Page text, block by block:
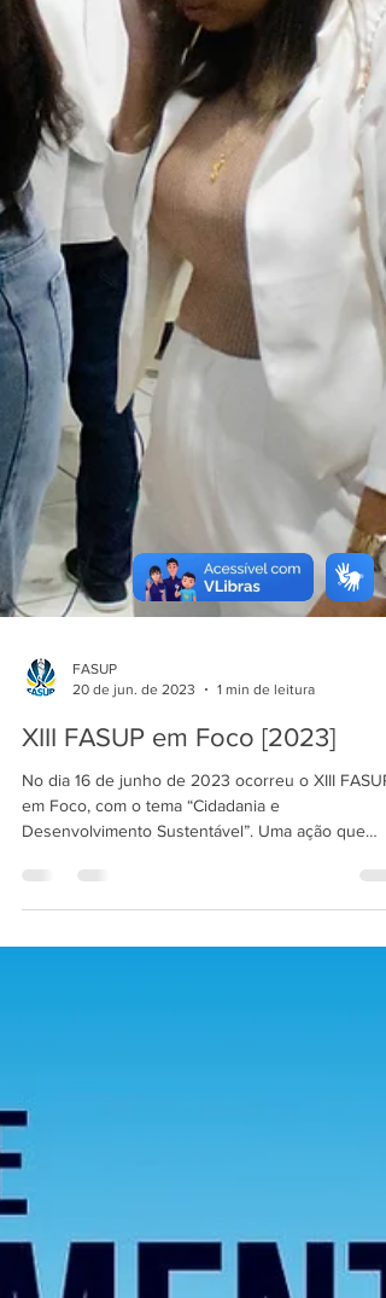
20 de jun. de 2023
1 min de leitura
XIII FASUP em Foco [2023]
No dia 16 de junho de 2023 ocorreu o XIII FASUP
em Foco, com o tema “Cidadania e
Desenvolvimento Sustentável”. Uma ação que